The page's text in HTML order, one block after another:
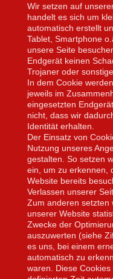
Wir setzen auf
handelt es sich um
automatisch erstellt
Tablet, Smartphone
unsere Seite
Endgerät keinen
Trojaner oder
In dem Cookie
jeweils im
eingesetzten
nicht, dass wir
Identität erhalten.
Der Einsatz von
Nutzung unseres
gestalten. So setzen
ein, um zu erkennen,
Website bereits
Verlassen unserer
Zum anderen setzten
unserer Website
Zwecke der
auszuwerten (siehe
es uns, bei einem
automatisch zu
waren. Diese